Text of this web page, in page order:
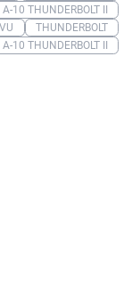
A-10 THUNDERBOLT II
THUNDERBOLT
10 THUNDERBOLT II